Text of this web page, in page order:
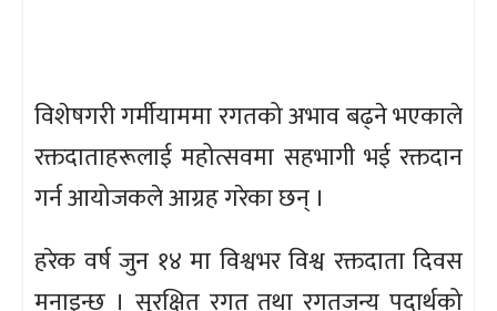
विशेषगरी गर्मीयाममा रगतको अभाव बढ्ने भएकाले
रक्तदाताहरूलाई महोत्सवमा सहभागी भई रक्तदान
गर्न आयोजकले आग्रह गरेका छन् ।
हरेक वर्ष जुन १४ मा विश्वभर विश्व रक्तदाता दिवस
मनाइन्छ । सुरक्षित रगत तथा रगतजन्य पदार्थको